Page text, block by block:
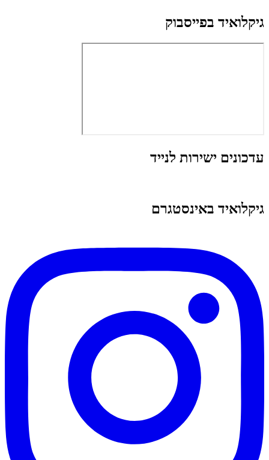
גיקלואיד בפייסבוק
עדכונים ישירות לנייד
גיקלואיד באינסטגרם